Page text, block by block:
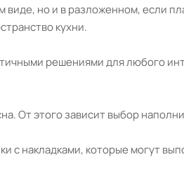
но и в разложенном, если
кухни.
решениями для любого
От этого зависит выбор
с накладками, которые могут